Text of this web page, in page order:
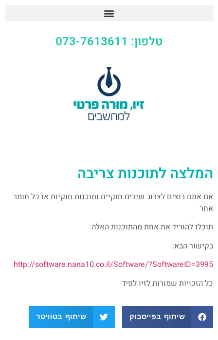
טלפון: 073-7613611
המלצה לתוכנות צריבה
אם אתם רוצים לצרוב שירים חוקיים ותוכנות חוקיות או כל חומר
אחר
תוכלו להוריד את אחת מהתוכנות האלה
בקישור הבא:
http://software.nana10.co.il/Software/?SoftwareID=3995
כל הזכויות שמורות לזיו לפיד
שיתוף בפייסבוק שיתוף בטוויטר